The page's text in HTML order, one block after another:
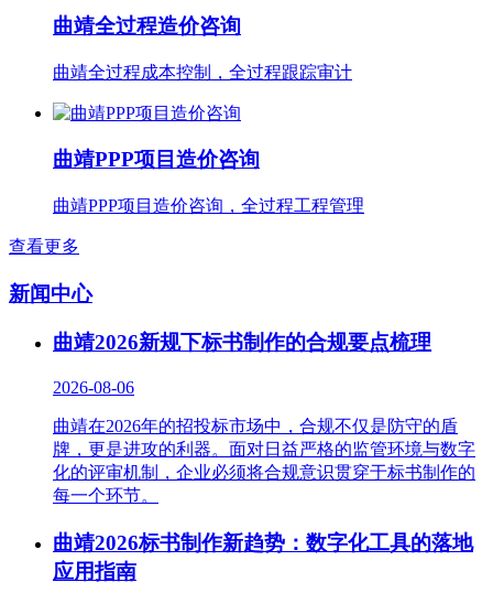
曲靖全过程造价咨询
曲靖全过程成本控制，全过程跟踪审计
曲靖PPP项目造价咨询
曲靖PPP项目造价咨询，全过程工程管理
查看更多
新闻中心
曲靖2026新规下标书制作的合规要点梳理
2026-08-06
曲靖在2026年的招投标市场中，合规不仅是防守的盾
牌，更是进攻的利器。面对日益严格的监管环境与数字
化的评审机制，企业必须将合规意识贯穿于标书制作的
每一个环节。
曲靖2026标书制作新趋势：数字化工具的落地
应用指南